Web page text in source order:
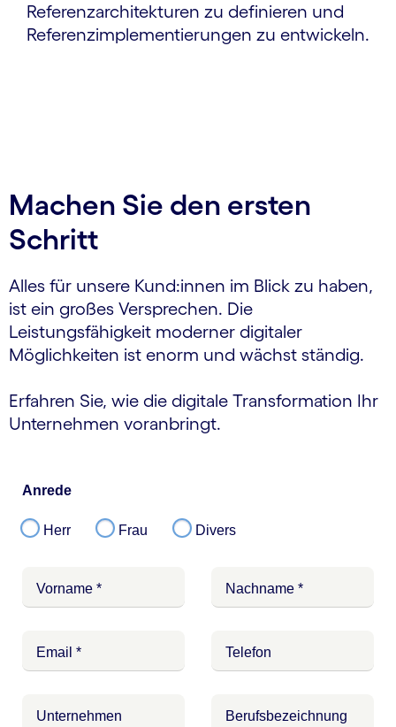
Referenzarchitekturen zu definieren und
Referenzimplementierungen zu entwickeln.
Machen Sie den ersten
Schritt
Alles für unsere Kund:innen im Blick zu haben,
ist ein großes Versprechen. Die
Leistungsfähigkeit moderner digitaler
Möglichkeiten ist enorm und wächst ständig.
Erfahren Sie, wie die digitale Transformation Ihr
Unternehmen voranbringt.